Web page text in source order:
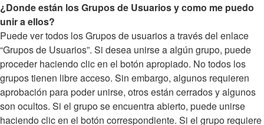
¿Donde están los Grupos de Usuarios y como me puedo
unir a ellos?
Puede ver todos los Grupos de usuarios a través del enlace
“Grupos de Usuarios”. Si desea unirse a algún grupo, puede
proceder haciendo clic en el botón apropiado. No todos los
grupos tienen libre acceso. Sin embargo, algunos requieren
aprobación para poder unirse, otros están cerrados y algunos
son ocultos. Si el grupo se encuentra abierto, puede unirse
haciendo clic en el botón correspondiente. Si el grupo requiere